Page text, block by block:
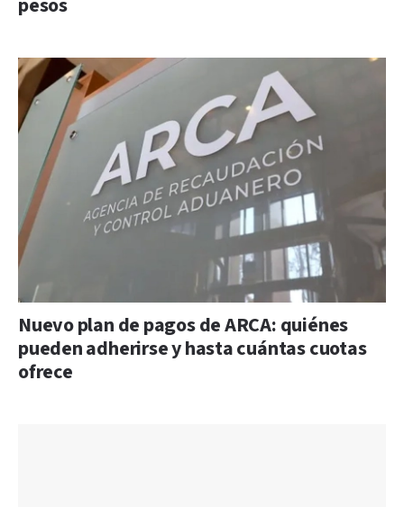
pesos
Nuevo plan de pagos de ARCA: quiénes
pueden adherirse y hasta cuántas cuotas
ofrece